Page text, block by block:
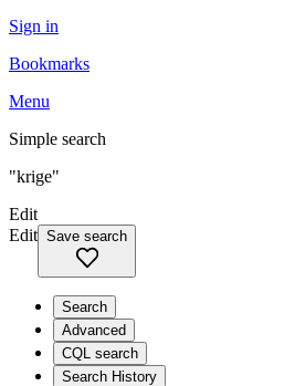
Sign in
Bookmarks
Menu
Simple search
"krige"
Edit
Edit Save search
Search
Advanced
CQL search
Search History